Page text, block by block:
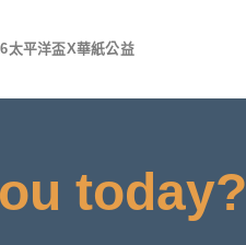
太平洋盃X華紙公益
today?